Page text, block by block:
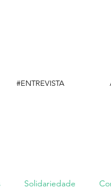
Solidariedade
#ENTREVISTA